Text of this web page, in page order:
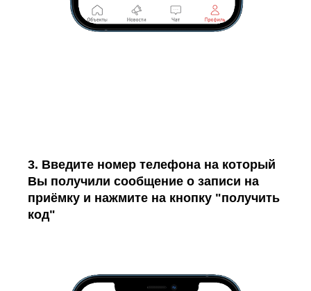
3. Введите номер телефона на который
Вы получили сообщение о записи на
приёмку и нажмите на кнопку "получить
код"